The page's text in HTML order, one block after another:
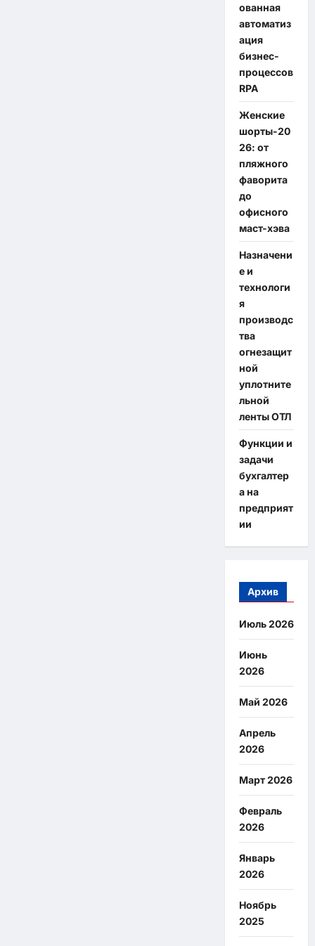
ованная
автоматиз
ация
бизнес-
процессов
RPA
Женские
шорты-20
26: от
пляжного
фаворита
до
офисного
маст-хэва
Назначени
е и
технологи
я
производс
тва
огнезащит
ной
уплотните
льной
ленты ОТЛ
Функции и
задачи
бухгалтер
а на
предприят
ии
Архив
Июль 2026
Июнь
2026
Май 2026
Апрель
2026
Март 2026
Февраль
2026
Январь
2026
Ноябрь
2025